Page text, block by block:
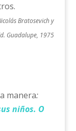
Bratosevich y
Guadalupe, 1975
manera:
niños. O